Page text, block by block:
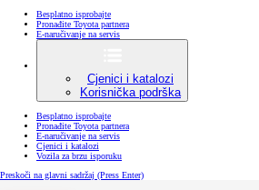
Besplatno isprobajte
Pronađite Toyota partnera
E-naručivanje na servis
Cjenici i katalozi
Korisnička podrška
Besplatno isprobajte
Pronađite Toyota partnera
E-naručivanje na servis
Cjenici i katalozi
Vozila za brzu isporuku
Preskoči na glavni sadržaj (Press Enter)